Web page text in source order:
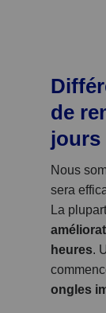
de
jours
Nous
sera
La
heures.
ongles